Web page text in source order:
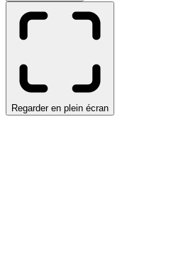
Regarder en plein écran